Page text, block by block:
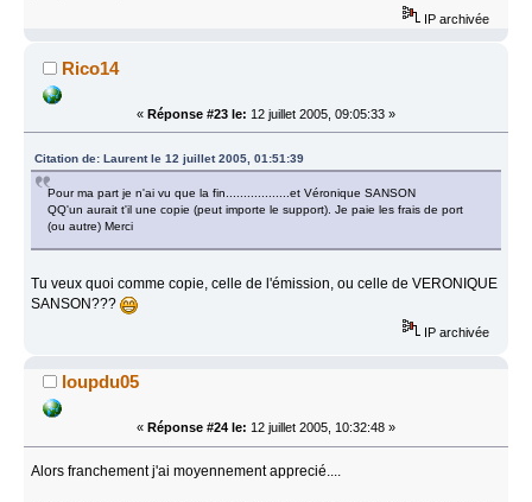
IP archivée
Rico14
« Réponse #23 le: 12 juillet 2005, 09:05:33 »
Citation de: Laurent le 12 juillet 2005, 01:51:39
Pour ma part je n'ai vu que la fin..................et Véronique SANSON
QQ'un aurait t'il une copie (peut importe le support). Je paie les frais de port
(ou autre) Merci
Tu veux quoi comme copie, celle de l'émission, ou celle de VERONIQUE
SANSON???
IP archivée
loupdu05
« Réponse #24 le: 12 juillet 2005, 10:32:48 »
Alors franchement j'ai moyennement apprecié....